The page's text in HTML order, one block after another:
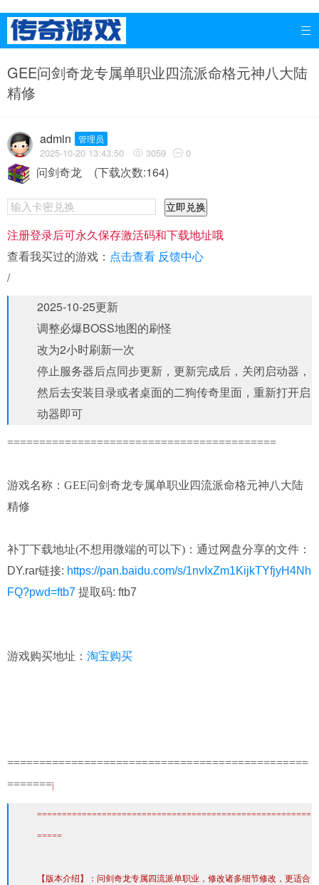

GEE问剑奇龙专属单职业四流派命格元神八大陆
精修
admin 管理员
2025-10-20 13:43:50  3059  0
问剑奇龙 (下载次数:164)
立即兑换
注册登录后可永久保存激活码和下载地址哦
查看我买过的游戏： 点击查看 反馈中心
/
2025-10-25更新
调整必爆BOSS地图的刷怪
改为2小时刷新一次
停止服务器后点同步更新，更新完成后，关闭启动器，
然后去安装目录或者桌面的二狗传奇里面，重新打开启
动器即可
==========================================
游戏名称：GEE问剑奇龙专属单职业四流派命格元神八大陆
精修
补丁下载地址(不想用微端的可以下)： 通过网盘分享的文件：
DY.rar链接: https://pan.baidu.com/s/1nvIxZm1KijkTYfjyH4Nh
FQ?pwd=ftb7 提取码: ftb7
游戏购买地址： 淘宝购买
===============================================
=======
=======================================================
=====
【版本介绍】：问剑奇龙专属四流派单职业，修改诸多细节修改，更适合